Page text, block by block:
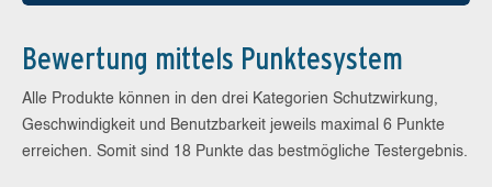
Bewertung mittels Punktesystem
Alle Produkte können in den drei Kategorien Schutzwirkung,
Geschwindigkeit und Benutzbarkeit jeweils maximal 6 Punkte
erreichen. Somit sind 18 Punkte das bestmögliche Testergebnis.